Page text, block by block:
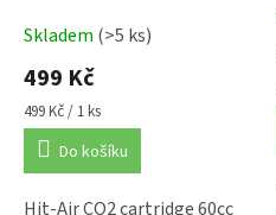
Skladem (>5 ks)
499 Kč
Měrná
cena:
499 Kč / 1 ks
Do košíku
Hit-Air CO2 cartridge 60cc